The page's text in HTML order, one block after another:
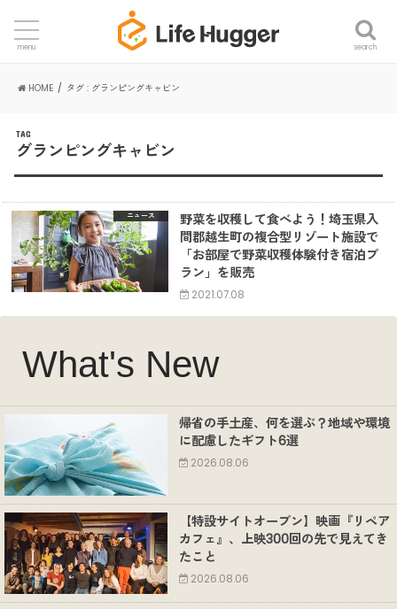
search
menu
HOME タグ : グランピングキャビン
TAG
グランピングキャビン
ニュース
野菜を収穫して食べよう！埼玉県入
間郡越生町の複合型リゾート施設で
「お部屋で野菜収穫体験付き宿泊プ
ラン」を販売
2021.07.08
What's New
帰省の手土産、何を選ぶ？地域や環境
に配慮したギフト6選
2026.08.06
【特設サイトオープン】映画『リペア
カフェ』、上映300回の先で見えてき
たこと
2026.08.06